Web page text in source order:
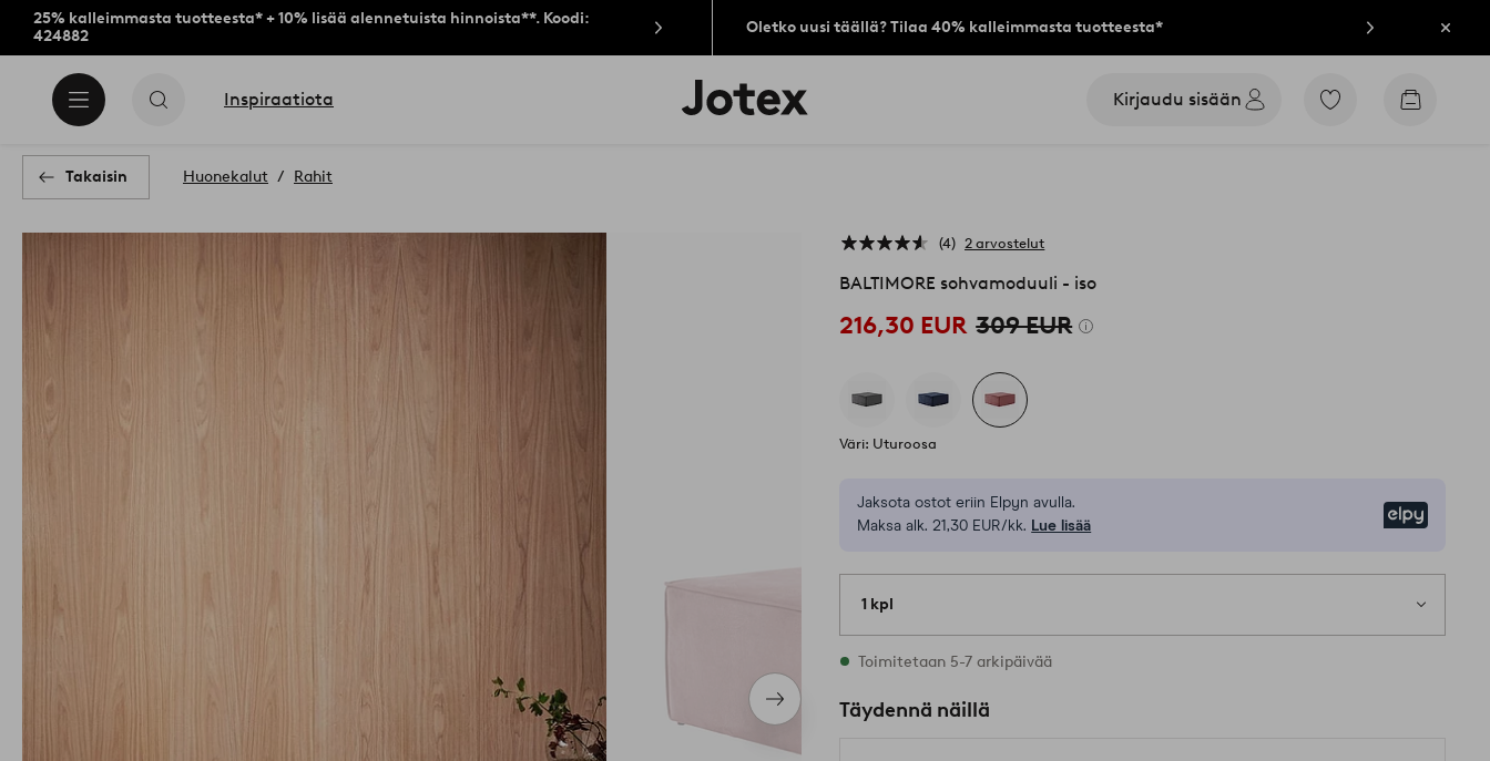
25% kalleimmasta tuotteesta* + 10% lisää alennetuista hinnoista**. Koodi:
424882
Oletko uusi täällä? Tilaa 40% kalleimmasta tuotteesta* Sulje
Inspiraatiota
Jotex-
logo
Kirjaudu sisään
Siirry
Siirry
Takaisin Huonekalut Rahit
Seuraava
tuote
4 2 arvostelut
BALTIMORE sohvamoduuli - iso
216,30 EUR 309 EUR
Väri: Uturoosa
Jaksota ostot eriin Elpyn avulla.
Maksa alk. 21,30 EUR/kk. Lue lisää
1 kpl
Varastossa
Toimitetaan 5-7 arkipäivää
Täydennä näillä